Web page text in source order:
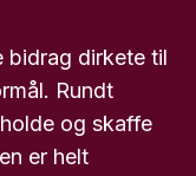
bidrag dirkete til
Rundt
og skaffe
er helt